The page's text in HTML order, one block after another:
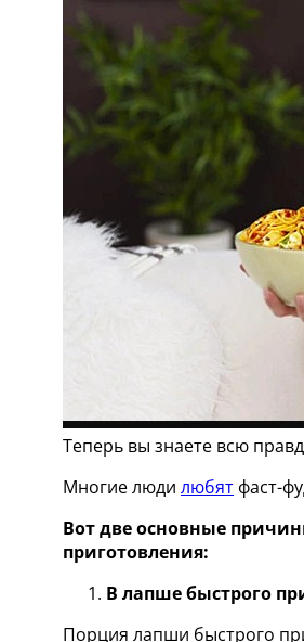
Теперь вы знаете всю
Многие люди любятфаст-
Вот две основные
приготовления:
В лапше быстрого
Порция лапши быстрого